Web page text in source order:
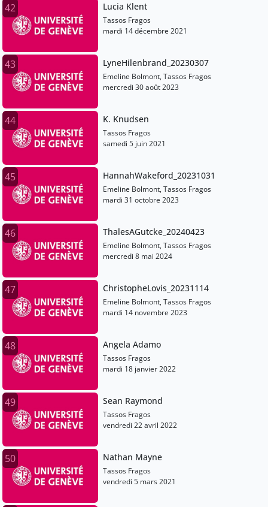
42 Lucia Klent
Tassos Fragos
mardi 14 décembre 2021
43 LyneHilenbrand_20230307
Emeline Bolmont, Tassos Fragos
mercredi 30 août 2023
44 K. Knudsen
Tassos Fragos
samedi 5 juin 2021
45 HannahWakeford_20231031
Emeline Bolmont, Tassos Fragos
mardi 31 octobre 2023
46 ThalesAGutcke_20240423
Emeline Bolmont, Tassos Fragos
mercredi 8 mai 2024
47 ChristopheLovis_20231114
Emeline Bolmont, Tassos Fragos
mardi 14 novembre 2023
48 Angela Adamo
Tassos Fragos
mardi 18 janvier 2022
49 Sean Raymond
Tassos Fragos
vendredi 22 avril 2022
50 Nathan Mayne
Tassos Fragos
vendredi 5 mars 2021